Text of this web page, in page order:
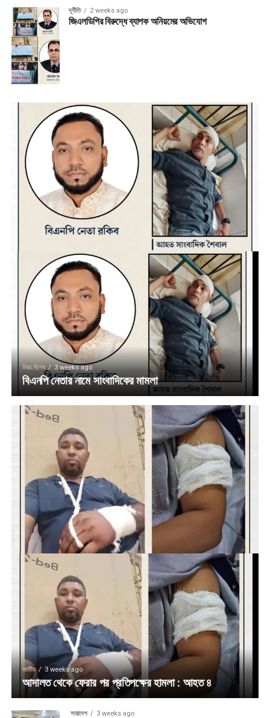
দূর্নীতি 2 weeks ago
জিএলডিপির বিরুদ্ধে ব্যাপক অনিয়মের অভিযোগ
মিরর বিশেষ 3 weeks ago
বিএনপি নেতার নামে সাংবাদিকের মামলা
জাতীয় 3 weeks ago
আদালত থেকে ফেরার পর প্রতিপক্ষের হামলা : আহত ৪
সারাদেশ 3 weeks ago